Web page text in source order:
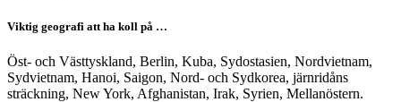
Viktig geografi att ha koll på …
Öst- och Västtyskland, Berlin, Kuba, Sydostasien, Nordvietnam,
Sydvietnam, Hanoi, Saigon, Nord- och Sydkorea, järnridåns
sträckning, New York, Afghanistan, Irak, Syrien, Mellanöstern.